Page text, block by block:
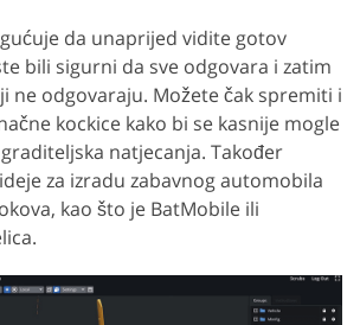
da unaprijed vidite gotov
bili sigurni da sve odgovara i zatim
ne odgovaraju. Možete čak spremiti i
kockice kako bi se kasnije mogle
natjecanja. Također
za izradu zabavnog automobila
kao što je BatMobile ili